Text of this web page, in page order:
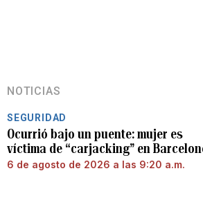
NOTICIAS
SEGURIDAD
Ocurrió bajo un puente: mujer es
víctima de “carjacking” en
6 de agosto de 2026 a las 9:20 a.m.